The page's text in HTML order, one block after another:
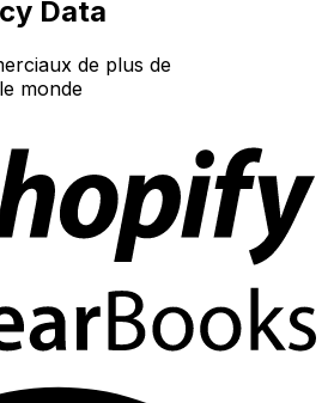
Data
de plus de
monde